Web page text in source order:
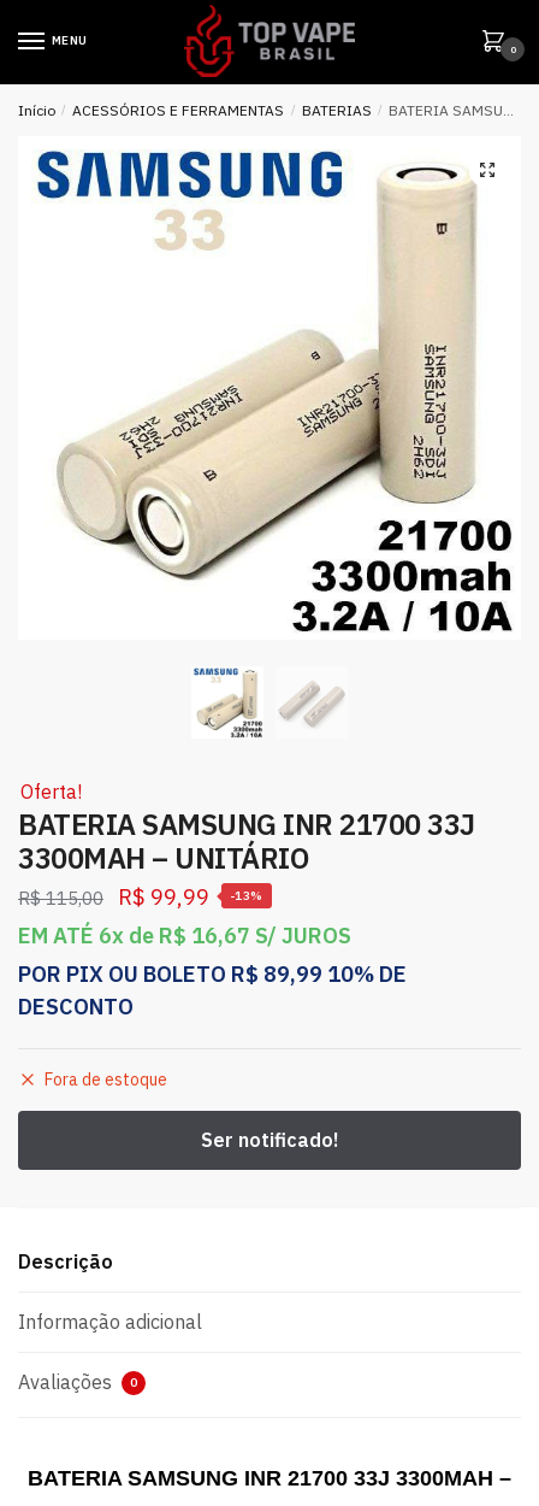
MENU
0
Início / ACESSÓRIOS E FERRAMENTAS / BATERIAS / BATERIA SAMSUNG INR 21700 33J 3300MAH – UNITÁRIO
Oferta!
BATERIA SAMSUNG INR 21700 33J
3300MAH – UNITÁRIO
R$115,00 R$ 99,99
EM ATÉ 6x de R$ 16,67 S/ JUROS
POR PIX OU BOLETO R$ 89,99 10% DE
DESCONTO
-13%
Fora de estoque
Descrição
Informação adicional
Avaliações 0
BATERIA SAMSUNG INR 21700 33J 3300MAH –